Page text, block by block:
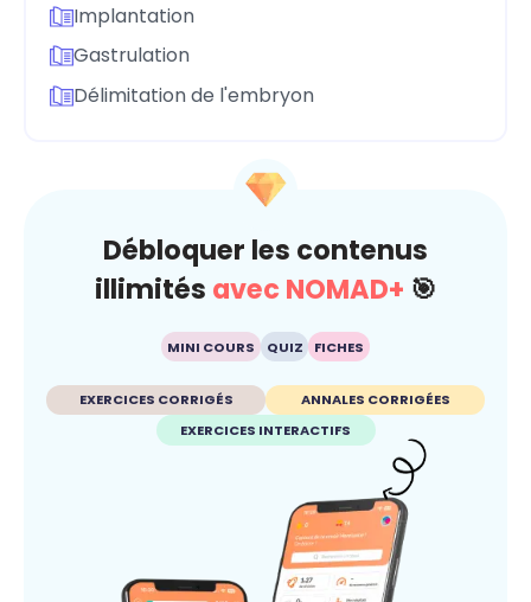
Implantation
Gastrulation
Délimitation de l'embryon
Débloquer les contenus
illimités avec NOMAD+ 🎯
MINI COURS QUIZ FICHES
EXERCICES CORRIGÉS
ANNALES CORRIGÉES
EXERCICES INTERACTIFS